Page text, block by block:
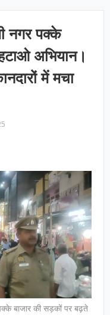
नगर पक्के
अभियान।
में मचा
बाजार की सड़कों पर बढ़ते